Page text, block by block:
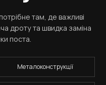
там, де важливі
дроту та швидка заміна
поста.
Металоконструкції